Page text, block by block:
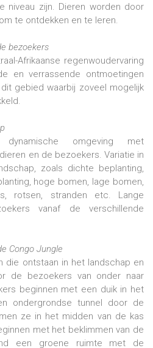
niveau zijn. Dieren worden door
te ontdekken en te leren.
bezoekers
Afrikaanse regenwoudervaring
en verrassende ontmoetingen
gebied waarbij zoveel mogelijk
omgeving met
en de bezoekers. Variatie in
zoals dichte beplanting,
hoge bomen, lage bomen,
rotsen, stranden etc. Lange
vanaf de verschillende
Congo Jungle
die ontstaan in het landschap en
de bezoekers van onder naar
beginnen met een duik in het
ondergrondse tunnel door de
ze in het midden van de kas
met het beklimmen van de
een groene ruimte met de